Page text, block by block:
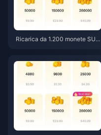
Ricarica da 1.200 monete SUG